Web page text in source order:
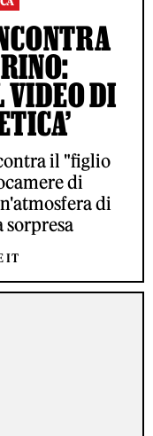
VIDEO DI
il "figlio
di
di
sorpresa
IT